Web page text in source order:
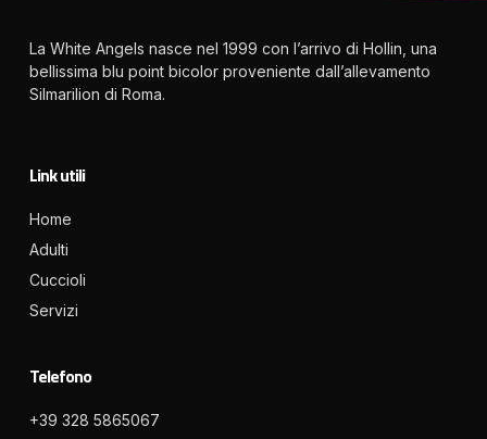
La White Angels nasce nel 1999 con l’arrivo di Hollin, una
bellissima blu point bicolor proveniente dall’allevamento
Silmarilion di Roma.
Link utili
Home
Adulti
Cuccioli
Servizi
Telefono
+39 328 5865067